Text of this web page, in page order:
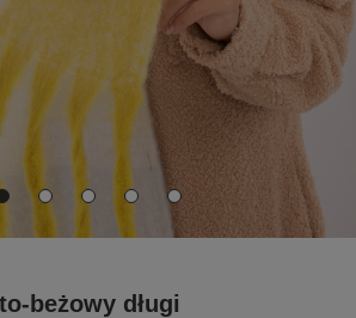
beżowy długi